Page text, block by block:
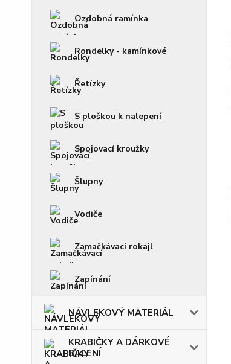
Ozdobná ramínka
Rondelky - kamínkové
Řetízky
S ploškou k nalepení
Spojovací kroužky
Šlupny
Vodiče
Zamačkávací rokajl
Zapínání
NÁVLEKOVÝ MATERIÁL
KRABIČKY A DÁRKOVÉ
BALENÍ